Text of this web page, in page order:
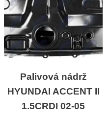
Palivová nádrž
HYUNDAI ACCENT II
1.5CRDI 02-05